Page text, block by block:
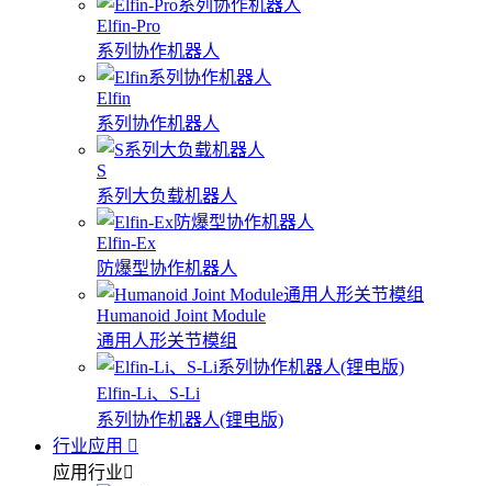
Elfin-Pro
系列协作机器人
Elfin
系列协作机器人
S
系列大负载机器人
Elfin-Ex
防爆型协作机器人
Humanoid Joint Module
通用人形关节模组
Elfin-Li、S-Li
系列协作机器人(锂电版)
行业应用
应用行业